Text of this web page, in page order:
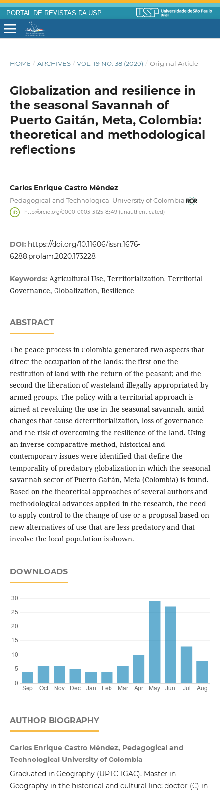
PORTAL DE REVISTAS DA USP
HOME / ARCHIVES / VOL. 19 NO. 38 (2020) / Original Article
Globalization and resilience in
the seasonal Savannah of
Puerto Gaitán, Meta, Colombia:
theoretical and methodological
reflections
Carlos Enrique Castro Méndez
Pedagogical and Technological University of Colombia
http://orcid.org/0000-0003-3125-8349 (unauthenticated)
DOI: https://doi.org/10.11606/issn.1676-
6288.prolam.2020.173228
Keywords: Agricultural Use, Territorialization, Territorial
Governance, Globalization, Resilience
ABSTRACT
The peace process in Colombia generated two aspects that
direct the occupation of the lands: the first one the
restitution of land with the return of the peasant; and the
second the liberation of wasteland illegally appropriated by
armed groups. The policy with a territorial approach is
aimed at revaluing the use in the seasonal savannah, amid
changes that cause deterritorialization, loss of governance
and the risk of overcoming the resilience of the land. Using
an inverse comparative method, historical and
contemporary issues were identified that define the
temporality of predatory globalization in which the seasonal
savannah sector of Puerto Gaitán, Meta (Colombia) is found.
Based on the theoretical approaches of several authors and
methodological advances applied in the research, the need
to apply control to the change of use or a proposal based on
new alternatives of use that are less predatory and that
involve the local population is shown.
DOWNLOADS
AUTHOR BIOGRAPHY
Carlos Enrique Castro Méndez, Pedagogical and
Technological University of Colombia
Graduated in Geography (UPTC-IGAC), Master in
Geography in the historical and cultural line; doctor (C) in